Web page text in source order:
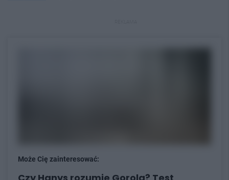
Może Cię zainteresować: